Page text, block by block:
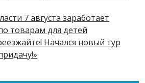
7 августа заработает
товарам для детей
Начался новый тур